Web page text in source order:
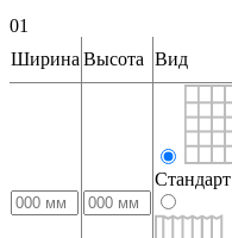
01
ШиринаВысота Вид
Стандарт